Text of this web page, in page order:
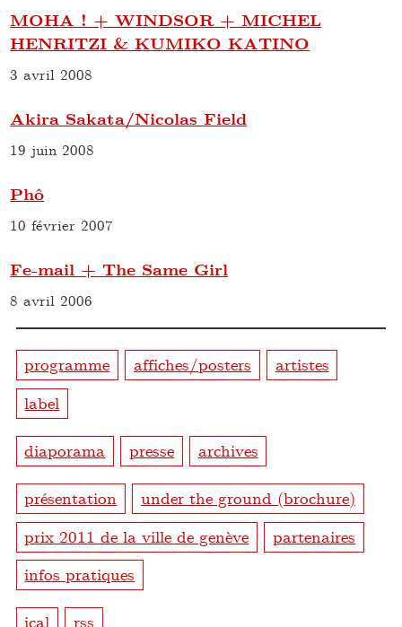
MOHA ! + WINDSOR + MICHEL
HENRITZI & KUMIKO KATINO
3 avril 2008
Akira Sakata/Nicolas Field
19 juin 2008
Phô
10 février 2007
Fe-mail + The Same Girl
8 avril 2006
programme affiches/posters
artistes
label
diaporama presse archives
présentation
under the ground (brochure)
prix 2011 de la ville de genève
partenaires
infos pratiques
ical rss